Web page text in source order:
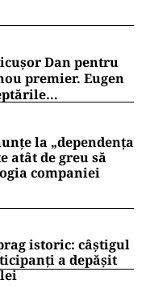
Dan pentru
premier. Eugen
la „dependența
atât de greu să
companiei
istoric: câștigul
a depășit